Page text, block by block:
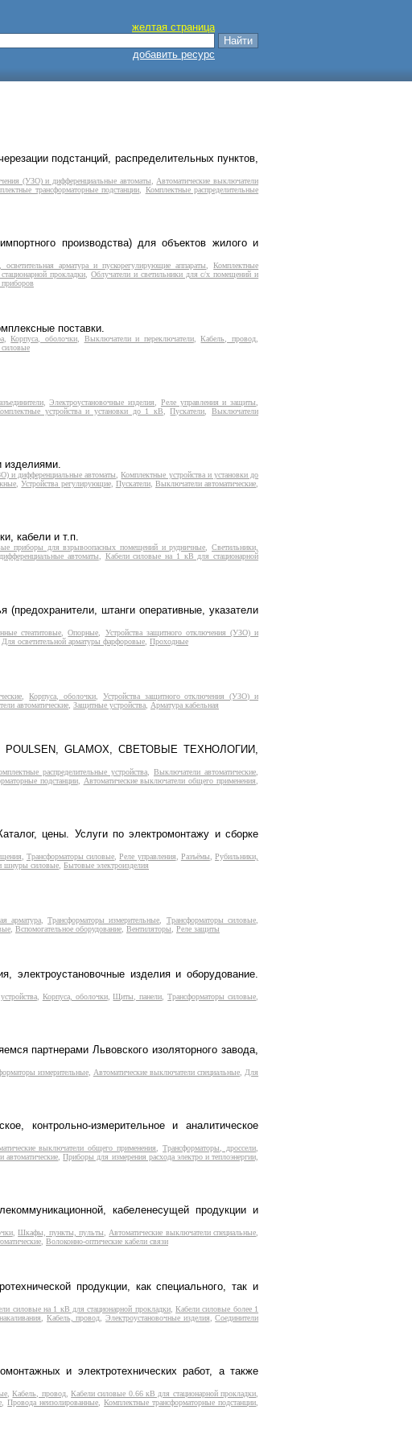
желтая страница
добавить ресурс
подстанций, распределительных пунктов,
(УЗО) и дифференциальные автоматы,Автоматические выключатели
трансформаторные подстанции, Комплектные распределительные
производства) для объектов жилого и
осветительная арматура и пускорегулирующие аппараты,Комплектные
прокладки, Облучатели и светильники для с/х помещений и
поставки.
,Корпуса, оболочки, Выключатели и переключатели,Кабель, провод
,Электроустановочные изделия Реле управления и защиты
устройства и установки до 1 кВ ,Пускатели ,Выключатели
изделиями.
и дифференциальные автоматы ,Комплектные устройства и установки до
,Устройства регулирующие, Пускатели, Выключатели автоматические
кабели и т.п.
приборы для взрывоопасных помещений и рудничные,Светильники,
автоматы, Кабели силовые на 1 кВ для стационарной
штанги оперативные, указатели
стеатитовые ,Опорные
Устройства защитного отключения (УЗО) и
Для осветительной арматуры фарфоровые Проходные
,Корпуса, оболочки
Устройства защитного отключения (УЗО) и
автоматические Защитные устройства Арматура кабельная
POULSEN, GLAMOX, СВЕТОВЫЕ ТЕХНОЛОГИИ,
распределительные устройства, Выключатели автоматические
подстанции, Автоматические выключатели общего применения
цены. Услуги по электромонтажу и сборке
Трансформаторы силовые ,Реле управления Разъёмы ,Рубильники,
шнуры силовые Бытовые электроизделия
арматура,Трансформаторы измерительные, Трансформаторы силовые,
, Вспомогательное оборудование, Вентиляторы, Реле защиты
электроустановочные изделия и оборудование.
, Корпуса, оболочки,Щиты, панели ,Трансформаторы силовые
партнерами Львовского изоляторного завода,
измерительные, Автоматические выключатели специальные, Для
контрольно-измерительное и аналитическое
выключатели общего применения ,Трансформаторы, дроссели
автоматические ,Приборы для измерения расхода электро и теплоэнергии,
кабеленесущей продукции и
,Шкафы, пункты, пульты,Автоматические выключатели специальные,
, Волоконно-оптические кабели связи
продукции, как специального, так и
силовые на 1 кВ для стационарной прокладки,Кабели силовые более 1
Кабель, провод ,Электроустановочные изделия ,Соединители
и электротехнических работ, а также
,Кабель, провод,Кабели силовые 0.66 кВ для стационарной прокладки
,Провода неизолированные ,Комплектные трансформаторные подстанции